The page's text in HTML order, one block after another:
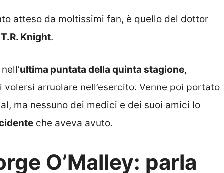
atteso da moltissimi fan, è quello del dottor
T.R. Knight.
ultima puntata della quinta stagione,
arruolare nell’esercito. Venne poi portato
ma nessuno dei medici e dei suoi amici lo
che aveva avuto.
O’Malley: parla